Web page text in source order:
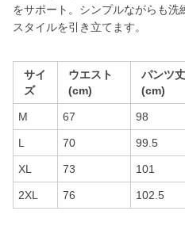
をサポート。シンプルながらも
スタイルを引き立てます。
サイ
ズ
ウエスト
(cm)
パンツ丈
(cm)
M 67 98
L 70 99.5
XL 73 101
2XL 76 102.5